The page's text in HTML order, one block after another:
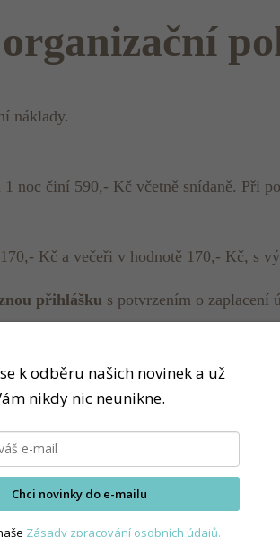
náklady.
noc činí 590,- Kč včetně snídaně. Při
Kč a večeři v hodnotě 170,- Kč, s
přihlášku s potvrzením o zaplacení
2012. Ubytování se rezervuje
s.r.o. u KB v Praze 1, číslo účtu:
k odběru našich novinek a už
nikdy nic neunikne.
Chci novinky do e-mailu
Zásady zpracování osobních údajů.